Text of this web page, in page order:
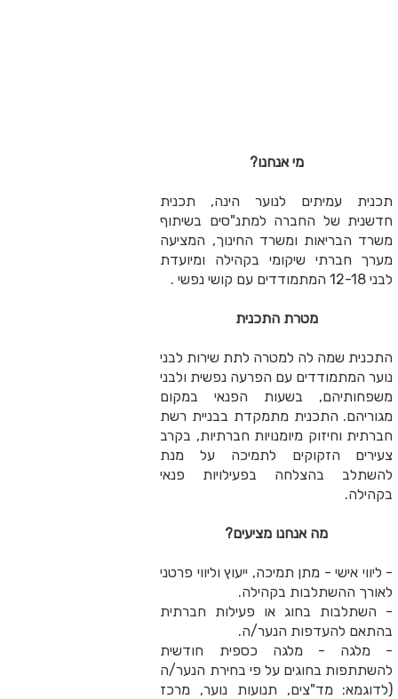
לנוער הינה, תכנית
החברה למתנ"סים בשיתוף
ומשרד החינוך, המציעה
שיקומי בקהילה ומיועדת
מטרת התכנית
לה למטרה לתת שירות לבני
עם הפרעה נפשית ולבני
בשעות הפנאי במקום
מתמקדת בבניית רשת
מיומנויות חברתיות, בקרב
לתמיכה על מנת
בפעילויות פנאי
מה אנחנו מציעים?
- מתן תמיכה, ייעוץ וליווי פרטני
בקהילה.
בחוג או פעילות חברתית
הנער/ה.
מלגה כספית חודשית
בחוגים על פי בחירת הנער/ה
תנועות נוער, מרכז